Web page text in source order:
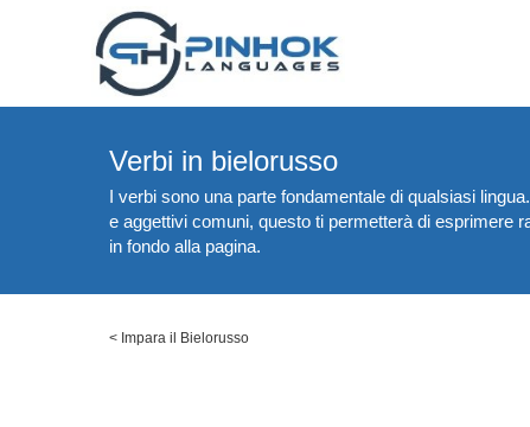
Verbi in bielorusso
I verbi sono una parte fondamentale di qualsiasi
e aggettivi comuni, questo ti permetterà di esprimere
in fondo alla pagina.
< Impara il Bielorusso